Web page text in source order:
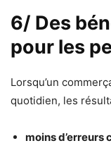
6/ Des
pour les
Lorsqu’un
quotidien, les
moins d’erreurs